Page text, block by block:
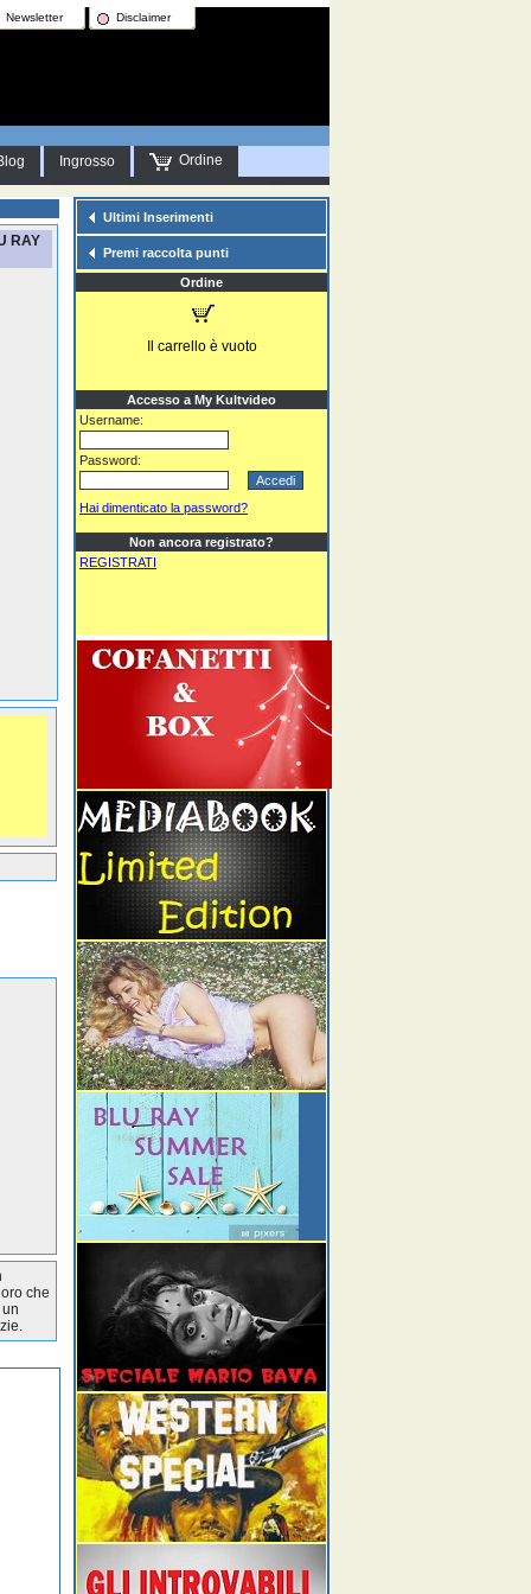
Newsletter Disclaimer
Ingrosso Ordine
RAY
che
Ultimi Inserimenti
Premi raccolta punti
Ordine
Il carrello è vuoto
Accesso a My Kultvideo
Username:
Password:
Hai dimenticato la password?
Non ancora registrato?
REGISTRATI